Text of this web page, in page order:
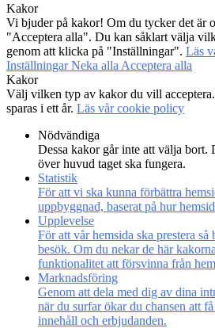
Kakor
Vi bjuder på kakor! Om du tycker det är
"Acceptera alla". Du kan såklart välja
genom att klicka på "Inställningar". Läs
InställningarNeka alla Acceptera alla
Kakor
Välj vilken typ av kakor du vill
sparas i ett år. Läs vår cookie policy
Nödvändiga
Dessa kakor går inte att välja bort.
över huvud taget ska fungera.
Statistik
För att vi ska kunna förbättra
uppbyggnad, baserat på hur
Upplevelse
För att vår hemsida ska prestera
besök. Om du nekar de här
funktionalitet att försvinna från
Marknadsföring
Genom att dela med dig av dina
när du surfar ökar du chansen att
innehåll och erbjudanden.